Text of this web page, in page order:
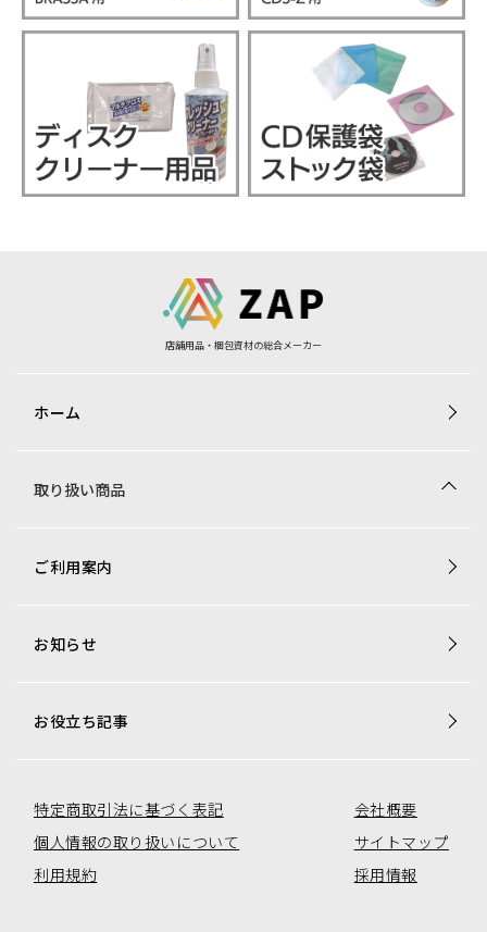
店舗用品・梱包資材の総合メーカー
ホーム
取り扱い商品
商品一覧
トレカ用ショーケース・消耗品
オリジナル商品一覧
ご利用案内
お知らせ
お役立ち記事
特定商取引法に基づく表記
個人情報の取り扱いについて
利用規約
会社概要
サイトマップ
採用情報